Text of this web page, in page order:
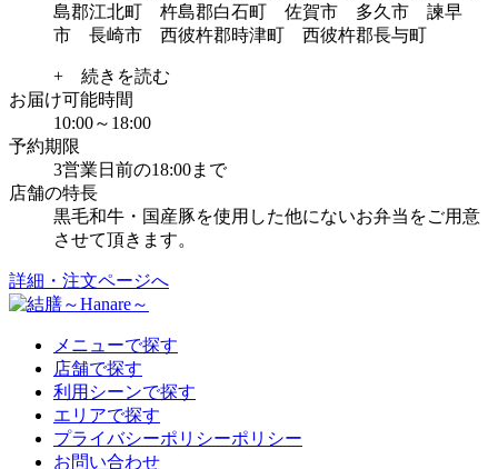
島郡江北町 杵島郡白石町 佐賀市 多久市 諫早
市 長崎市 西彼杵郡時津町 西彼杵郡長与町
+ 続きを読む
お届け可能時間
10:00～18:00
予約期限
3営業日前の18:00まで
店舗の特長
黒毛和牛・国産豚を使用した他にないお弁当をご用意
させて頂きます。
詳細・注文ページへ
メニューで探す
店舗で探す
利用シーンで探す
エリアで探す
プライバシーポリシーポリシー
お問い合わせ